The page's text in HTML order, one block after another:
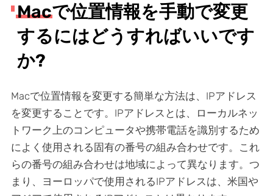
Macで位置情報を手動で変更
するにはどうすればいいです
か?
Macで位置情報を変更する簡単な方法は、IPアドレス
を変更することです。IPアドレスとは、ローカルネッ
トワーク上のコンピュータや携帯電話を識別するため
によく使用される固有の番号の組み合わせです。これ
らの番号の組み合わせは地域によって異なります。つ
まり、ヨーロッパで使用されるIPアドレスは、米国や